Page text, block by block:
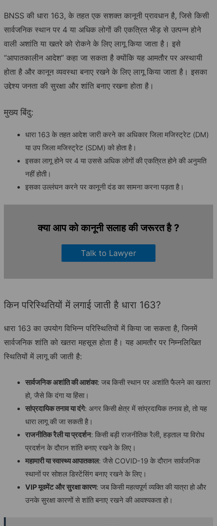
BNSS की धारा 163, के तहत एक सशक्त कानूनी प्रावधान है, जिसे किसी
सार्वजनिक स्थान पर 4 या अधिक लोगों की एकत्रित भीड़ से उत्पन्न होने
वाली अशांति या खतरे को रोकने के लिए लागू किया जाता है। इसे
“आपातकालीन आदेश” कहा जा सकता है क्योंकि यह आमतौर पर अस्थायी
होता है और कानून व्यवस्था बनाए रखने के लिए लागू किया जाता है। इसका
उद्देश्य जनता की सुरक्षा और शांति बनाए रखना होता है।
मुख्य बिंदु:
धारा 163 के तहत आदेश जारी करने का अधिकार जिला मजिस्ट्रेट (DM)
या उप जिला मजिस्ट्रेट (SDM) को होता है।
इसका लागू होने पर 4 या उससे अधिक लोगों की एकत्रित होने की अनुमति
नहीं होती।
इसका उल्लंघन करने पर कानूनी दंड का सामना करना पड़ता है।
क्या आप को कानूनी सलाह की जरूरत है ?
Talk to Lawyer
किन परिस्थितियों में लगाई जाती है धारा 163?
धारा 163 का उपयोग विभिन्न परिस्थितियों में किया जा सकता है, जिनमें
सार्वजनिक शांति को खतरा महसूस होता है। यह आमतौर पर निम्नलिखित
स्थितियों में लागू की जाती है:
सार्वजनिक अशांति की आशंका: जब किसी स्थान पर अशांति फैलने का खतरा
हो, जैसे कि दंगा या हिंसा।
सांप्रदायिक तनाव या दंगे: अगर किसी क्षेत्र में सांप्रदायिक तनाव हो, तो यह
धारा लागू की जा सकती है।
राजनीतिक रैली या प्रदर्शन: किसी बड़ी राजनीतिक रैली, हड़ताल या विरोध
प्रदर्शन के दौरान शांति बनाए रखने के लिए।
महामारी या स्वास्थ्य आपातकाल: जैसे COVID-19 के दौरान सार्वजनिक
स्थानों पर सोशल डिस्टेंसिंग बनाए रखने के लिए।
VIP मूवमेंट और सुरक्षा कारण: जब किसी महत्वपूर्ण व्यक्ति की यात्रा हो और
उनके सुरक्षा कारणों से शांति बनाए रखने की आवश्यकता हो।